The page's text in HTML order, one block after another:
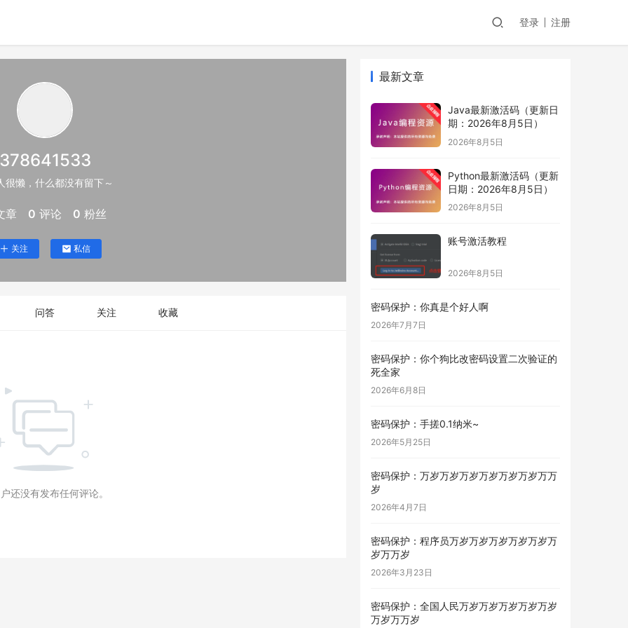
登录 注册
很懒，什么都没有留下～
章 0 评论 0 粉丝
关注 私信
问答 关注 收藏
还没有发布任何评论。
最新文章
Java最新激活码（更新日
期：2026年8月5日）
2026年8月5日
Python最新激活码（更新
日期：2026年8月5日）
2026年8月5日
账号激活教程
2026年8月5日
密码保护：你真是个好人啊
2026年7月7日
密码保护：你个狗比改密码设置二次验证的
死全家
2026年6月8日
密码保护：手搓0.1纳米~
2026年5月25日
密码保护：万岁万岁万岁万岁万岁万岁万万
岁
2026年4月7日
密码保护：程序员万岁万岁万岁万岁万岁万
岁万万岁
2026年3月23日
密码保护：全国人民万岁万岁万岁万岁万岁
万岁万万岁